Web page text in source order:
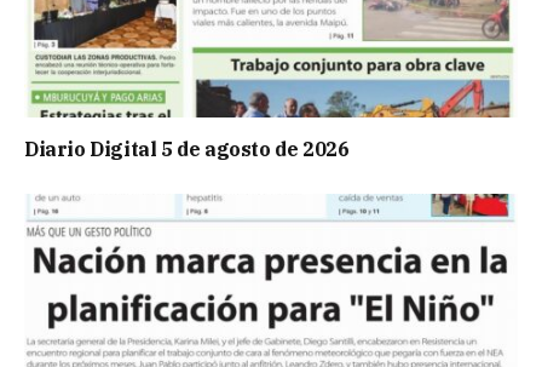
Diario Digital 5 de agosto de 2026